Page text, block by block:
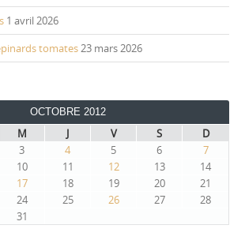
1 avril 2026
tomates23 mars 2026
OCTOBRE 2012
M J V S
D
3 4 5 6
7
10 11 12 13
14
17 18 19 20
21
24 25 26 27
28
31